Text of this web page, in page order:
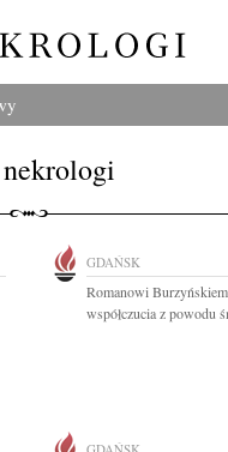
GDAŃSK
Romanowi
współczucia z powodu